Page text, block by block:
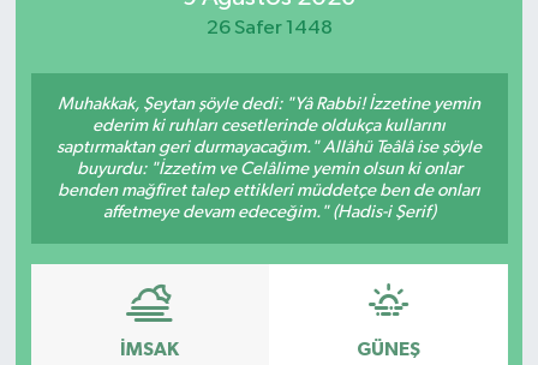
26 Safer 1448
Muhakkak, Şeytan şöyle dedi: "Yâ Rabbi! İzzetine yemin
ederim ki ruhları cesetlerinde oldukça kullarını
saptırmaktan geri durmayacağım." Allâhü Teâlâ ise şöyle
buyurdu: "İzzetim ve Celâlime yemin olsun ki onlar
benden mağfiret talep ettikleri müddetçe ben de onları
affetmeye devam edeceğim." (Hadis-i Şerif)
İMSAK GÜNEŞ